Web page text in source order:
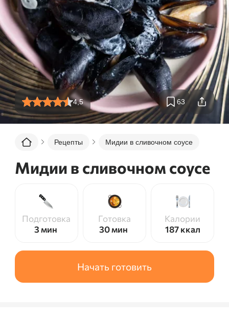
4,5 63
Рецепты Мидии в сливочном соусе
Мидии в сливочном соусе
Подготовка
3 мин
Готовка
30 мин
Калории
187 ккал
Начать готовить